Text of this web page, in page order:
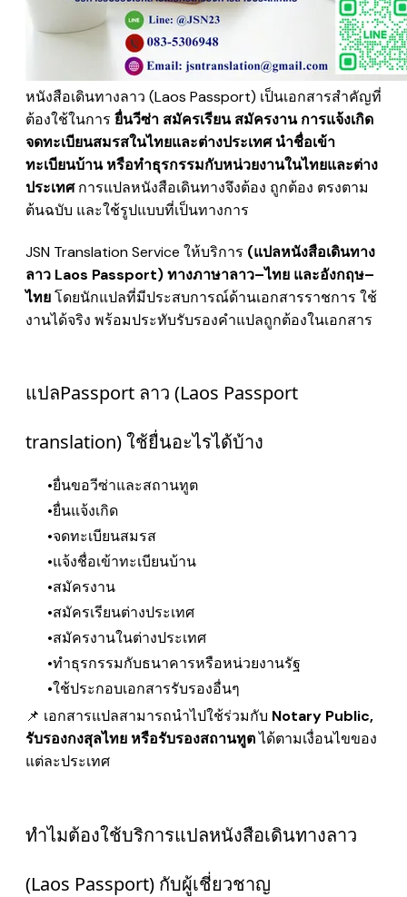
หนังสือเดินทางลาว (Laos Passport) เป็นเอกสารสำคัญที่
ต้องใช้ในการ ยื่นวีซ่า สมัครเรียน สมัครงาน การแจ้งเกิด
จดทะเบียนสมรสในไทยและต่างประเทศ นำชื่อเข้า
ทะเบียนบ้าน หรือทำธุรกรรมกับหน่วยงานในไทยและต่าง
ประเทศการแปลหนังสือเดินทางจึงต้อง ถูกต้อง ตรงตาม
ต้นฉบับ และใช้รูปแบบที่เป็นทางการ
JSN Translation Service ให้บริการ (แปลหนังสือเดินทาง
ลาว Laos Passport) ทางภาษาลาว–ไทย และอังกฤษ–
ไทยโดยนักแปลที่มีประสบการณ์ด้านเอกสารราชการ ใช้
งานได้จริง พร้อมประทับรับรองคำแปลถูกต้องในเอกสาร
แปลPassport ลาว (Laos Passport
translation) ใช้ยื่นอะไรได้บ้าง
ยื่นขอวีซ่าและสถานทูต
ยื่นแจ้งเกิด
จดทะเบียนสมรส
แจ้งชื่อเข้าทะเบียนบ้าน
สมัครงาน
สมัครเรียนต่างประเทศ
สมัครงานในต่างประเทศ
ทำธุรกรรมกับธนาคารหรือหน่วยงานรัฐ
ใช้ประกอบเอกสารรับรองอื่นๆ
📌 เอกสารแปลสามารถนำไปใช้ร่วมกับ Notary Public,
รับรองกงสุลไทย หรือรับรองสถานทูตได้ตามเงื่อนไขของ
แต่ละประเทศ
ทำไมต้องใช้บริการแปลหนังสือเดินทางลาว
(Laos Passport) กับผู้เชี่ยวชาญ